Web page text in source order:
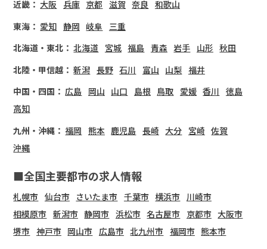
近畿： 大阪 兵庫 京都 滋賀 奈良 和歌山
東海： 愛知 静岡 岐阜
三重
北海道・東北： 北海道 宮城 福島 青森 岩手 山形 秋田
北陸・甲信越： 新潟 長野 石川 富山 山梨 福井
中国・四国： 広島 岡山 山口 島根 鳥取 愛媛 香川 徳島
高知
九州・沖縄： 福岡 熊本 鹿児島 長崎 大分 宮崎 佐賀
沖縄
■全国主要都市の求人情報
札幌市 仙台市 さいたま市 千葉市 横浜市 川崎市
相模原市 新潟市 静岡市 浜松市 名古屋市 京都市 大阪市
堺市 神戸市 岡山市 広島市 北九州市 福岡市 熊本市